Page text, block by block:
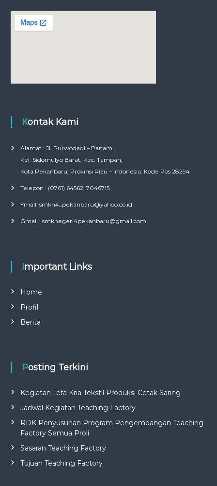
Kontak Kami
Alamat : Jl. Purwodadi – Panam,
Kel. Sidomulyo Barat, Kec. Tampan,
Kota Pekanbaru, Provinsi Riau – Indonesia. Kode Pos 28294
Telepon : (0761) 64562, 7046715
Ymail: smkn4_pekanbaru@yahoo.co.id
Gmail : smknegeri4pekanbaru@gmail.com
Important Links
Home
Profil
Berita
Posting Terkini
Kegiatan Tefa Kria Tekstil Produksi Cetak Saring
Jadwal Kegiatan Teaching Factory
RDK Penyusunan Program Pengembangan Teaching
Factory Semua Proli
Sasaran Teaching Factory
Tujuan Teaching Factory